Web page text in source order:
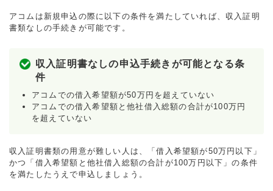
アコムは新規申込の際に以下の条件を満たしていれば、収入証明
書類なしの手続きが可能です。
収入証明書なしの申込手続きが可能となる条
件
アコムでの借入希望額が50万円を超えていない
アコムでの借入希望額と他社借入総額の合計が100万円
を超えていない
収入証明書類の用意が難しい人は、「借入希望額が50万円以下」
かつ「借入希望額と他社借入総額の合計が100万円以下」の条件
を満たしたうえで申込しましょう。